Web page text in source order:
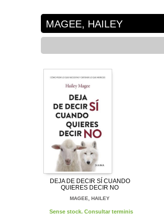
MAGEE, HAILEY
DEJA DE DECIR SÍ CUANDO
QUIERES DECIR NO
MAGEE, HAILEY
Sense stock. Consultar terminis